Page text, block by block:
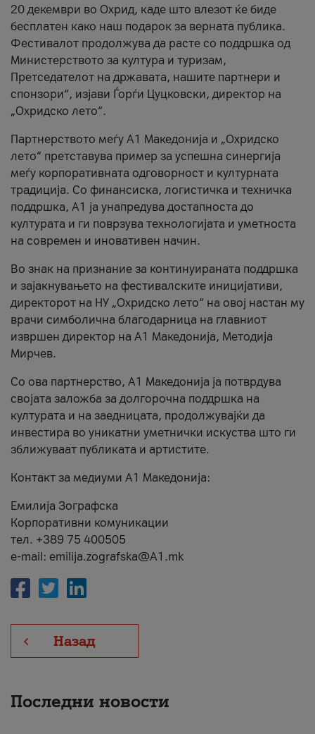
20 декември во Охрид, каде што влезот ќе биде
бесплатен како наш подарок за верната публика.
Фестивалот продолжува да расте со поддршка од
Министерството за култура и туризам,
Претседателот на државата, нашите партнери и
спонзори“, изјави Ѓорѓи Цуцковски, директор на
„Охридско лето“.
Партнерството меѓу A1 Македонија и „Охридско
лето“ претставува пример за успешна синергија
меѓу корпоративната одговорност и културната
традиција. Со финансиска, логистичка и техничка
поддршка, A1 ја унапредува достапноста до
културата и ги поврзува технологијата и уметноста
на современ и иновативен начин.
Во знак на признание за континуираната поддршка
и зајакнувањето на фестивалските иницијативи,
директорот на НУ „Охридско лето“ на овој настан му
врачи симболична благодарница на главниот
извршен директор на A1 Македонија, Методија
Мирчев.
Со ова партнерство, A1 Македонија ја потврдува
својата заложба за долгорочна поддршка на
културата и на заедницата, продолжувајќи да
инвестира во уникатни уметнички искуства што ги
зближуваат публиката и артистите.
Контакт за медиуми А1 Македонија:
Емилија Зографска
Корпоративни комуникации
тел. +389 75 400505
e-mail: emilija.zografska@A1.mk
Назад
Последни новости